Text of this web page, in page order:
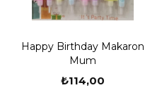
Happy Birthday Makaron
Mum
₺114,00